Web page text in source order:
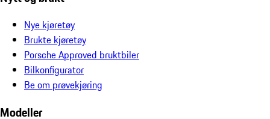
Nye kjøretøy
Brukte kjøretøy
Porsche Approved bruktbiler
Bilkonfigurator
Be om prøvekjøring
Modeller